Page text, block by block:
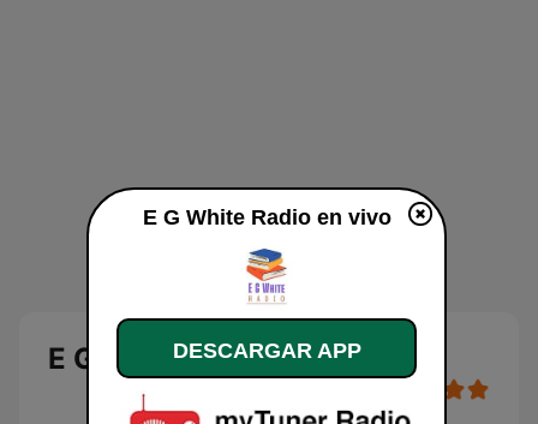
E G White Radio en vivo
E G White Radio en vivo
DESCARGAR APP